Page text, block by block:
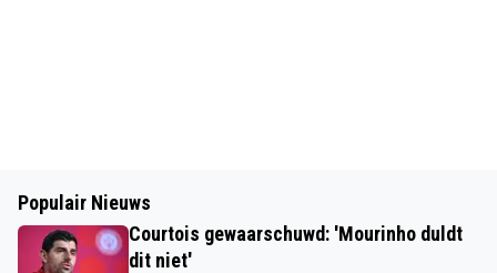
Populair Nieuws
Courtois gewaarschuwd: 'Mourinho duldt
dit niet'